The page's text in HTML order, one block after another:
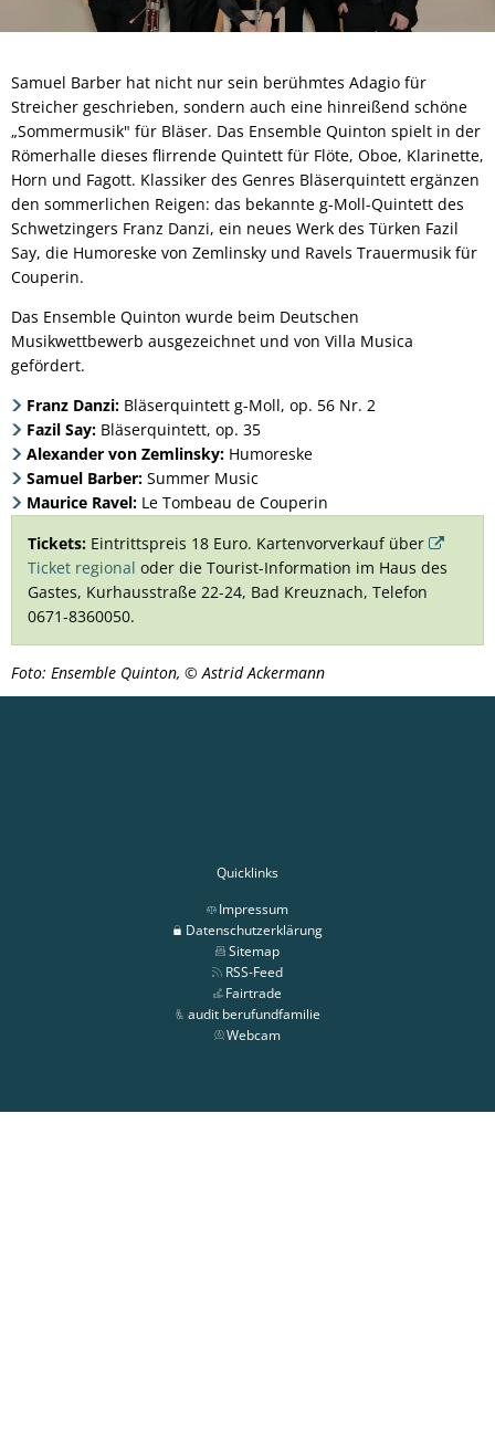
Samuel Barber hat nicht nur sein berühmtes Adagio für
Streicher geschrieben, sondern auch eine hinreißend schöne
„Sommermusik" für Bläser. Das Ensemble Quinton spielt in der
Römerhalle dieses flirrende Quintett für Flöte, Oboe, Klarinette,
Horn und Fagott. Klassiker des Genres Bläserquintett ergänzen
den sommerlichen Reigen: das bekannte g-Moll-Quintett des
Schwetzingers Franz Danzi, ein neues Werk des Türken Fazil
Say, die Humoreske von Zemlinsky und Ravels Trauermusik für
Couperin.
Das Ensemble Quinton wurde beim Deutschen
Musikwettbewerb ausgezeichnet und von Villa Musica
gefördert.
Franz Danzi: Bläserquintett g-Moll, op. 56 Nr. 2
Fazil Say: Bläserquintett, op. 35
Alexander von Zemlinsky: Humoreske
Samuel Barber: Summer Music
Maurice Ravel: Le Tombeau de Couperin
Tickets: Eintrittspreis 18 Euro. Kartenvorverkauf über
Ticket regional oder die Tourist-Information im Haus des
Gastes, Kurhausstraße 22-24, Bad Kreuznach, Telefon
0671-8360050.
Foto: Ensemble Quinton, © Astrid Ackermann
Quicklinks
Impressum
Datenschutzerklärung
Sitemap
RSS-Feed
Fairtrade
audit berufundfamilie
Webcam